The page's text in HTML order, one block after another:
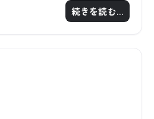
続きを読む…